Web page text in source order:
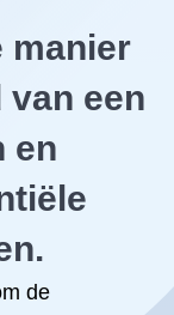
manier
een
en
de